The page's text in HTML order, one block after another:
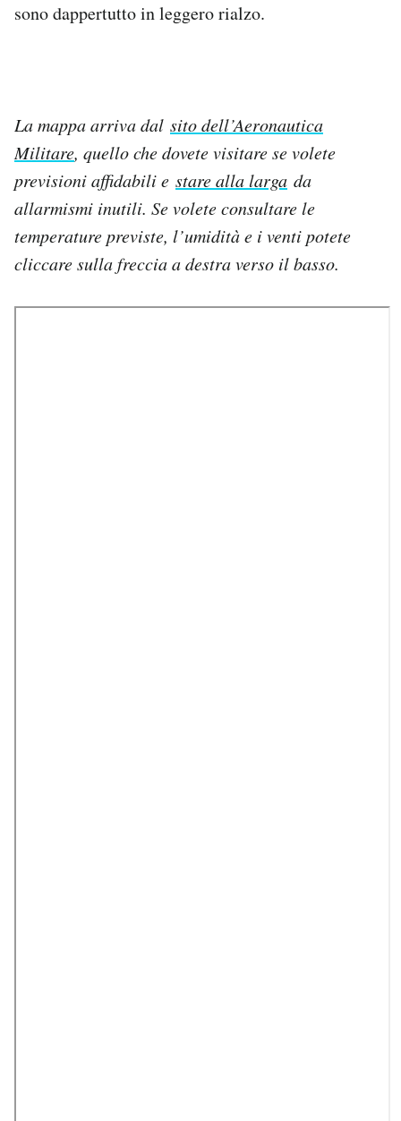
sono dappertutto in leggero rialzo.
La mappa arriva dal sito dell’Aeronautica
Militare, quello che dovete visitare se volete
previsioni affidabili e stare alla larga da
allarmismi inutili. Se volete consultare le
temperature previste, l’umidità e i venti potete
cliccare sulla freccia a destra verso il basso.